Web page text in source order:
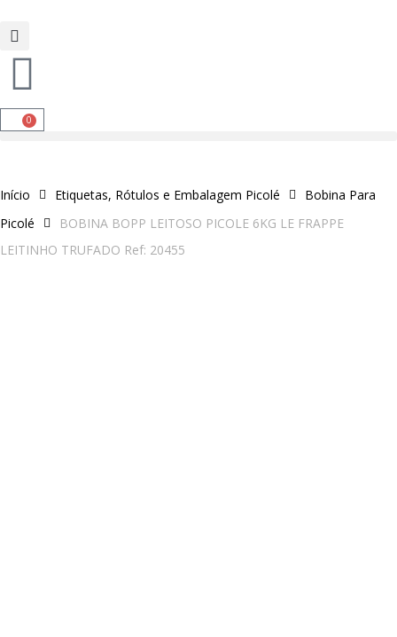
0
Início Etiquetas, Rótulos e Embalagem Picolé
Bobina Para
Picolé
BOBINA BOPP LEITOSO PICOLE 6KG LE FRAPPE
LEITINHO TRUFADO Ref: 20455